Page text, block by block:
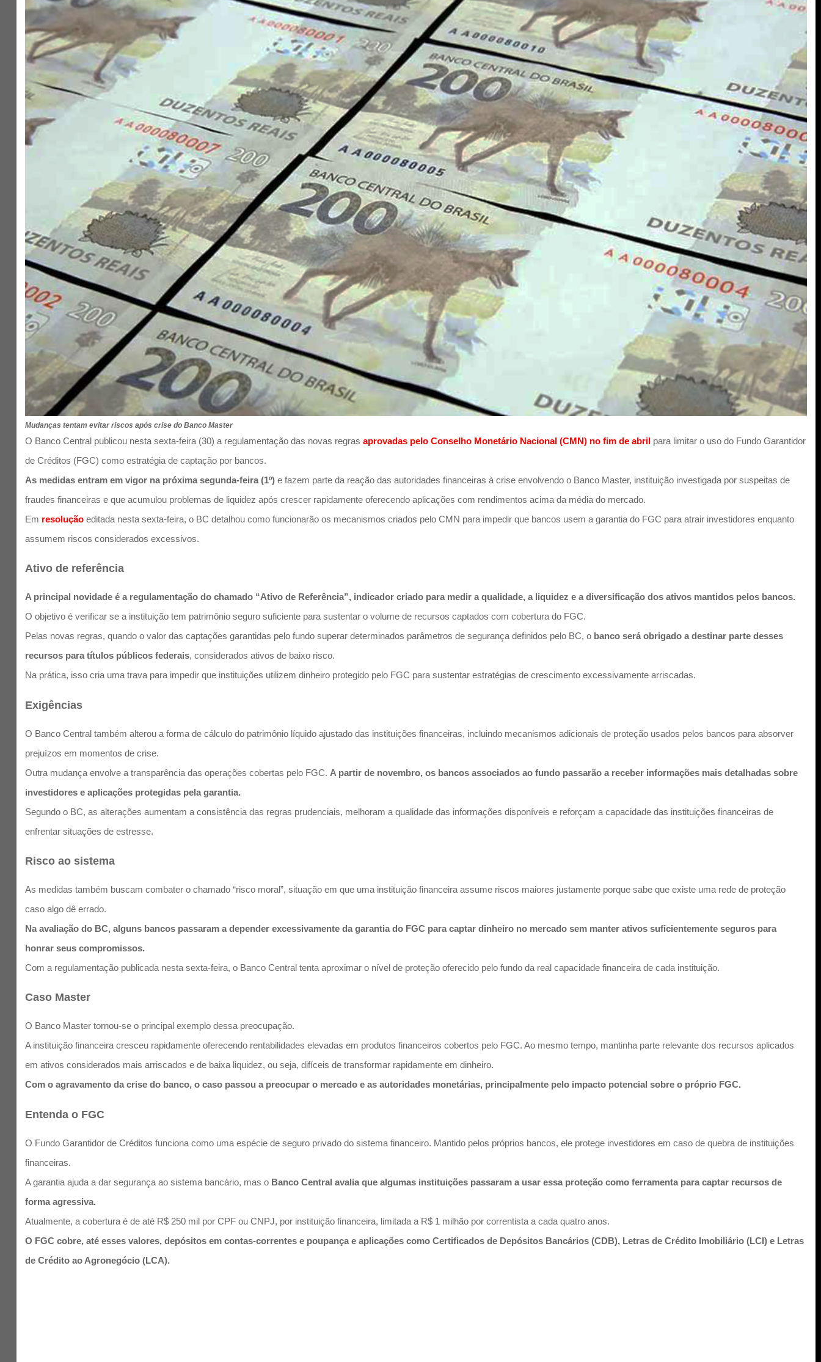
Mudanças tentam evitar riscos após crise do Banco Master
O Banco Central publicou nesta sexta-feira (30) a regulamentação das novas regrasaprovadas pelo Conselho Monetário Nacional (CMN) no fim de abril para limitar o uso do Fundo Garantidor
de Créditos (FGC) como estratégia de captação por bancos.
As medidas entram em vigor na próxima segunda-feira (1º) e fazem parte da reação das autoridades financeiras à crise envolvendo o Banco Master, instituição investigada por suspeitas de
fraudes financeiras e que acumulou problemas de liquidez após crescer rapidamente oferecendo aplicações com rendimentos acima da média do mercado.
Em resolução editada nesta sexta-feira, o BC detalhou como funcionarão os mecanismos criados pelo CMN para impedir que bancos usem a garantia do FGC para atrair investidores enquanto
assumem riscos considerados excessivos.
Ativo de referência
A principal novidade é a regulamentação do chamado “Ativo de Referência”, indicador criado para medir a qualidade, a liquidez e a diversificação dos ativos mantidos pelos bancos.
O objetivo é verificar se a instituição tem patrimônio seguro suficiente para sustentar o volume de recursos captados com cobertura do FGC.
Pelas novas regras, quando o valor das captações garantidas pelo fundo superar determinados parâmetros de segurança definidos pelo BC, o banco será obrigado a destinar parte desses
recursos para títulos públicos federais, considerados ativos de baixo risco.
Na prática, isso cria uma trava para impedir que instituições utilizem dinheiro protegido pelo FGC para sustentar estratégias de crescimento excessivamente arriscadas.
Exigências
O Banco Central também alterou a forma de cálculo do patrimônio líquido ajustado das instituições financeiras, incluindo mecanismos adicionais de proteção usados pelos bancos para absorver
prejuízos em momentos de crise.
Outra mudança envolve a transparência das operações cobertas pelo FGC. A partir de novembro, os bancos associados ao fundo passarão a receber informações mais detalhadas sobre
investidores e aplicações protegidas pela garantia.
Segundo o BC, as alterações aumentam a consistência das regras prudenciais, melhoram a qualidade das informações disponíveis e reforçam a capacidade das instituições financeiras de
enfrentar situações de estresse.
Risco ao sistema
As medidas também buscam combater o chamado “risco moral”, situação em que uma instituição financeira assume riscos maiores justamente porque sabe que existe uma rede de proteção
caso algo dê errado.
Na avaliação do BC, alguns bancos passaram a depender excessivamente da garantia do FGC para captar dinheiro no mercado sem manter ativos suficientemente seguros para
honrar seus compromissos.
Com a regulamentação publicada nesta sexta-feira, o Banco Central tenta aproximar o nível de proteção oferecido pelo fundo da real capacidade financeira de cada instituição.
Caso Master
O Banco Master tornou-se o principal exemplo dessa preocupação.
A instituição financeira cresceu rapidamente oferecendo rentabilidades elevadas em produtos financeiros cobertos pelo FGC. Ao mesmo tempo, mantinha parte relevante dos recursos aplicados
em ativos considerados mais arriscados e de baixa liquidez, ou seja, difíceis de transformar rapidamente em dinheiro.
Com o agravamento da crise do banco, o caso passou a preocupar o mercado e as autoridades monetárias, principalmente pelo impacto potencial sobre o próprio FGC.
Entenda o FGC
O Fundo Garantidor de Créditos funciona como uma espécie de seguro privado do sistema financeiro. Mantido pelos próprios bancos, ele protege investidores em caso de quebra de instituições
financeiras.
A garantia ajuda a dar segurança ao sistema bancário, mas o Banco Central avalia que algumas instituições passaram a usar essa proteção como ferramenta para captar recursos de
forma agressiva.
Atualmente, a cobertura é de até R$ 250 mil por CPF ou CNPJ, por instituição financeira, limitada a R$ 1 milhão por correntista a cada quatro anos.
O FGC cobre, até esses valores, depósitos em contas-correntes e poupança e aplicações como Certificados de Depósitos Bancários (CDB), Letras de Crédito Imobiliário (LCI) e Letras
de Crédito ao Agronegócio (LCA).